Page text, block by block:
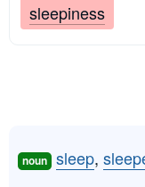
sleepiness
noun sleep,